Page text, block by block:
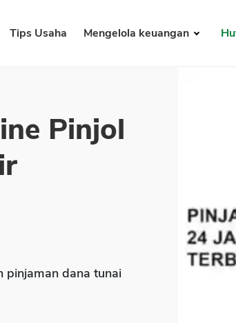
Tips Usaha Mengelola keuangan
Pinjol
pinjaman dana tunai